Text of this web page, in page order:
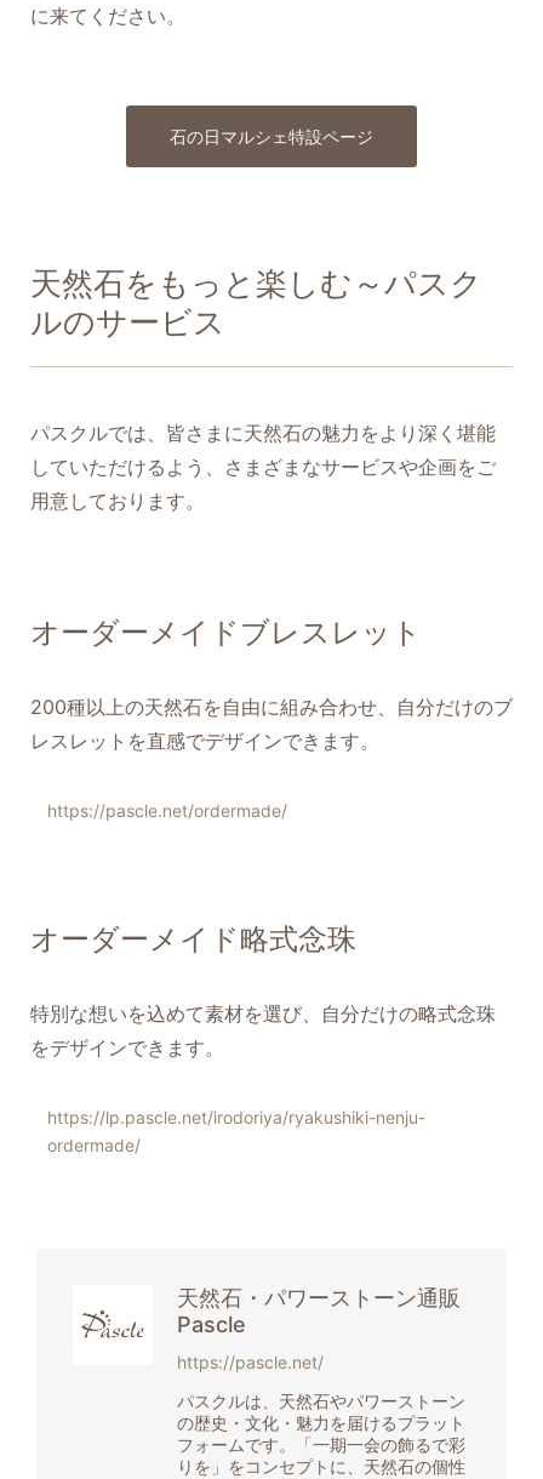
に来てください。
石の日マルシェ特設ページ
天然石をもっと楽しむ～パスク
ルのサービス
パスクルでは、皆さまに天然石の魅力をより深く堪能
していただけるよう、さまざまなサービスや企画をご
用意しております。
オーダーメイドブレスレット
200種以上の天然石を自由に組み合わせ、自分だけのブ
レスレットを直感でデザインできます。
https://pascle.net/ordermade/
オーダーメイド略式念珠
特別な想いを込めて素材を選び、自分だけの略式念珠
をデザインできます。
https://lp.pascle.net/irodoriya/ryakushiki-nenju-
ordermade/
天然石・パワーストーン通販
Pascle
https://pascle.net/
パスクルは、天然石やパワーストーン
の歴史・文化・魅力を届けるプラット
フォームです。「一期一会の飾るで彩
りを」をコンセプトに、天然石の個性